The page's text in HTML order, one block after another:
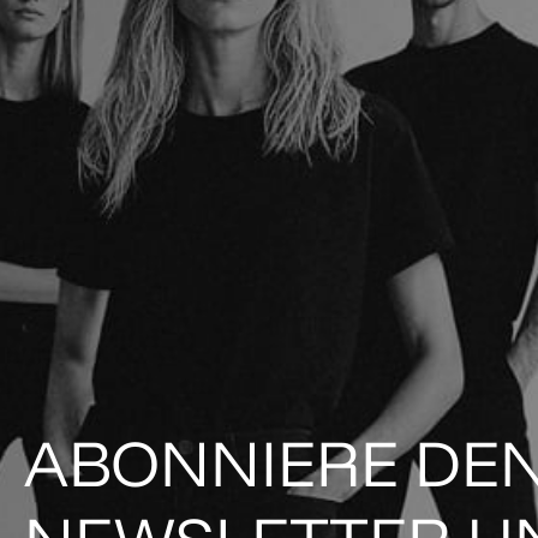
ABONNIERE